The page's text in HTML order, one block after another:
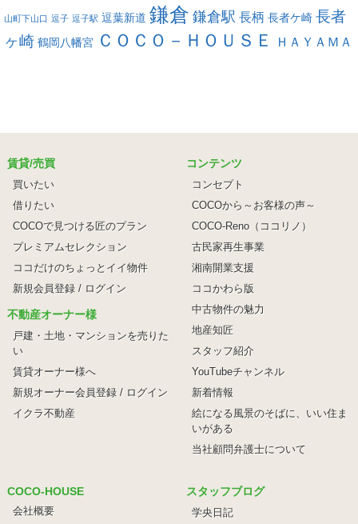
山町下山口 逗子 逗子駅 逗葉新道 鎌倉 鎌倉駅 長柄 長者ケ崎 長者
ヶ崎 鶴岡八幡宮 ＣＯＣＯ－ＨＯＵＳＥ ＨＡＹＡＭＡ
賃貸/売買
買いたい
借りたい
COCOで見つける匠のプラン
プレミアムセレクション
ココだけのちょっとイイ物件
新規会員登録 / ログイン
不動産オーナー様
戸建・土地・マンションを売りた
い
賃貸オーナー様へ
新規オーナー会員登録 / ログイン
イクラ不動産
コンテンツ
コンセプト
COCOから～お客様の声～
COCO-Reno（ココリノ）
古民家再生事業
湘南開業支援
ココかわら版
中古物件の魅力
地産知匠
スタッフ紹介
YouTubeチャンネル
新着情報
絵になる風景のそばに、 いい住ま
いがある
当社顧問弁護士について
COCO-HOUSE
会社概要
スタッフブログ
学央日記